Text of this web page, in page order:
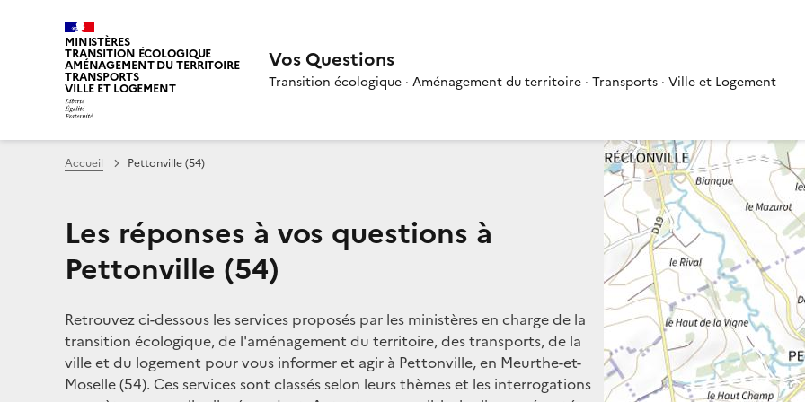
MINISTÈRES
TRANSITION ÉCOLOGIQUE
AMÉNAGEMENT DU TERRITOIRE
TRANSPORTS
VILLE ET LOGEMENT
Vos Questions
Transition écologique · Aménagement du territoire · Transports · Ville et Logement
Accueil Pettonville (54)
Les réponses à vos questions à
Pettonville (54)
Retrouvez ci-dessous les services proposés par les ministères en charge de la
transition écologique, de l'aménagement du territoire, des transports, de la
ville et du logement pour vous informer et agir à Pettonville, en Meurthe-et-
Moselle (54). Ces services sont classés selon leurs thèmes et les interrogations